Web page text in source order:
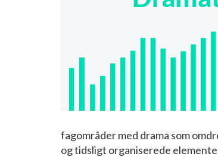
fagområder med drama som
og tidsligt organiserede